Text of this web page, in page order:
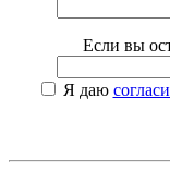
Если вы
Я даю